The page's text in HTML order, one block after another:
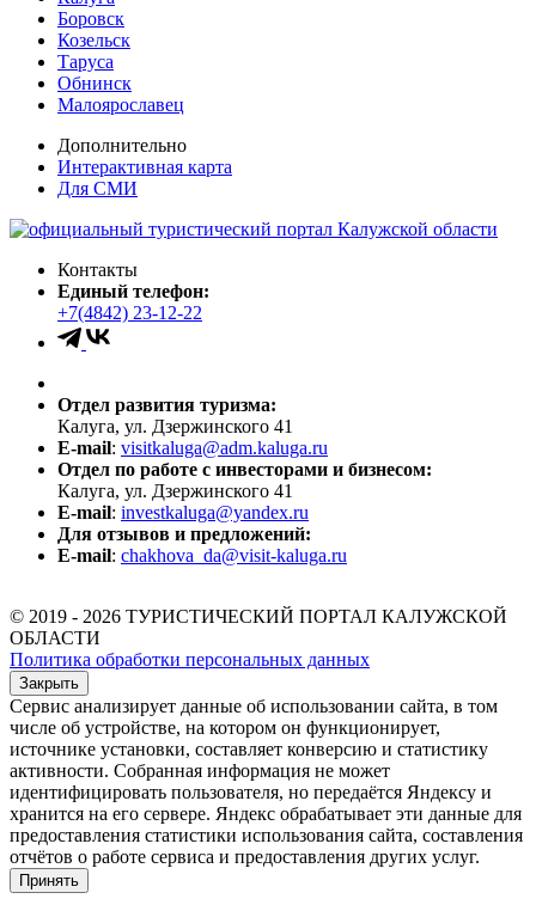
Боровск
Козельск
Таруса
Обнинск
Малоярославец
Дополнительно
Интерактивная карта
Для СМИ
Контакты
Единый телефон:
+7(4842) 23-12-22
Отдел развития туризма:
Калуга, ул. Дзержинского 41
E-mail: visitkaluga@adm.kaluga.ru
Отдел по работе с инвесторами и бизнесом:
Калуга, ул. Дзержинского 41
E-mail: investkaluga@yandex.ru
Для отзывов и предложений:
E-mail: chakhova_da@visit-kaluga.ru
© 2019 - 2026 ТУРИСТИЧЕСКИЙ ПОРТАЛ КАЛУЖСКОЙ
ОБЛАСТИ
Политика обработки персональных данных
Закрыть
Сервис анализирует данные об использовании сайта, в том
числе об устройстве, на котором он функционирует,
источнике установки, составляет конверсию и статистику
активности. Собранная информация не может
идентифицировать пользователя, но передаётся Яндексу и
хранится на его сервере. Яндекс обрабатывает эти данные для
предоставления статистики использования сайта, составления
отчётов о работе сервиса и предоставления других услуг.
Принять